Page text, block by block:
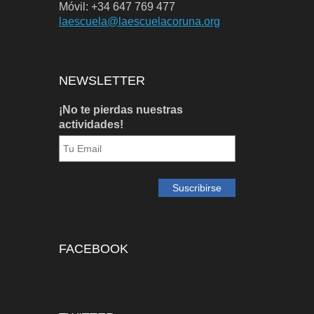
Móvil: +34 647 769 477
laescuela@laescuelacoruna.org
NEWSLETTER
¡No te pierdas nuestras
actividades!
FACEBOOK